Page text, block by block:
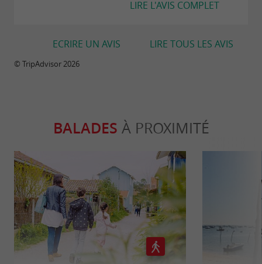
LIRE L'AVIS COMPLET
LIRE TOUS LES AVIS
ECRIRE UN AVIS
© TripAdvisor 2026
BALADES À PROXIMITÉ